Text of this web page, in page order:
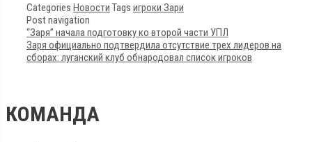
Categories Новости Tags игроки Зари
Post navigation
“Заря” начала подготовку ко второй части УПЛ
Заря официально подтвердила отсутствие трех лидеров на
сборах: луганский клуб обнародовал список игроков
КОМАНДА